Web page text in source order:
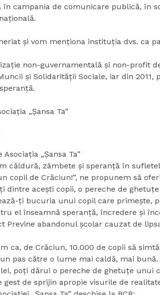
în campania de comunicare publică, în
și vom menționa instituția dvs. ca
non-guvernamentală și non-
și Solidarității Sociale, iar din
„Șansa Ta”
„Șansa Ta”
căldură, zâmbete și speranță în
copil de Crăciun!”, ne propunem să
acești copii, o pereche de
ți bucuria unui copil care primește,
el înseamnă speranță, încredere și
Previne abandonul școlar cauzat de
ca, de Crăciun, 10.000 de copii să
pas către o lume mai caldă, mai bună.
poți dărui o pereche de ghetuțe unui
gest de sprijin apropie visurile de